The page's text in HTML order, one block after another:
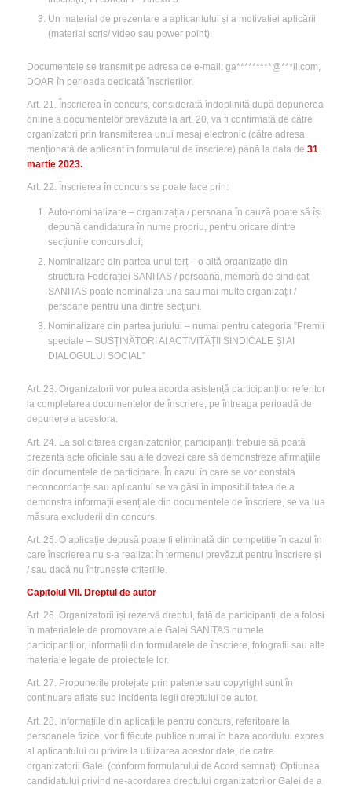
Un material de prezentare a aplicantului și a motivației aplicării
(material scris/ video sau power point).
Documentele se transmit pe adresa de e-mail: ga*********@***il.com,
DOAR în perioada dedicată înscrierilor.
Art. 21. Înscrierea în concurs, considerată îndeplinită după depunerea
online a documentelor prevăzute la art. 20, va fi confirmată de către
organizatori prin transmiterea unui mesaj electronic (către adresa
menționată de aplicant în formularul de înscriere) până la data de 31
martie 2023.
Art. 22. Înscrierea în concurs se poate face prin:
Auto-nominalizare – organizația / persoana în cauză poate să își
depună candidatura în nume propriu, pentru oricare dintre
secțiunile concursului;
Nominalizare din partea unui terț – o altă organizație din
structura Federației SANITAS / persoană, membră de sindicat
SANITAS poate nominaliza una sau mai multe organizații /
persoane pentru una dintre secțiuni.
Nominalizare din partea juriului – numai pentru categoria ”Premii
speciale – SUSȚINĂTORI AI ACTIVITĂȚII SINDICALE ȘI AI
DIALOGULUI SOCIAL”
Art. 23. Organizatorii vor putea acorda asistență participanților referitor
la completarea documentelor de înscriere, pe întreaga perioadă de
depunere a acestora.
Art. 24. La solicitarea organizatorilor, participanții trebuie să poată
prezenta acte oficiale sau alte dovezi care să demonstreze afirmațiile
din documentele de participare. În cazul în care se vor constata
neconcordanțe sau aplicantul se va găsi în imposibilitatea de a
demonstra informații esențiale din documentele de înscriere, se va lua
măsura excluderii din concurs.
Art. 25. O aplicație depusă poate fi eliminată din competitie în cazul în
care înscrierea nu s-a realizat în termenul prevăzut pentru înscriere și
/ sau dacă nu întrunește criteriile.
Capitolul VII. Dreptul de autor
Art. 26. Organizatorii își rezervă dreptul, față de participanți, de a folosi
în materialele de promovare ale Galei SANITAS numele
participanților, informații din formularele de înscriere, fotografii sau alte
materiale legate de proiectele lor.
Art. 27. Propunerile protejate prin patente sau copyright sunt în
continuare aflate sub incidența legii dreptului de autor.
Art. 28. Informațiile din aplicațiile pentru concurs, referitoare la
persoanele fizice, vor fi făcute publice numai în baza acordului expres
al aplicantului cu privire la utilizarea acestor date, de catre
organizatorii Galei (conform formularului de Acord semnat). Optiunea
candidatului privind ne-acordarea dreptului organizatorilor Galei de a